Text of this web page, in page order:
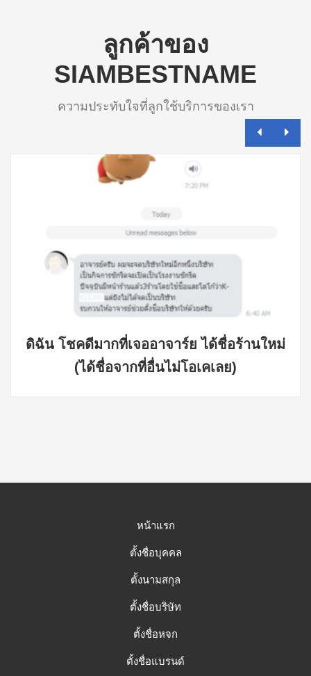
ลูกค้าของ
SIAMBESTNAME
ความประทับใจที่ลูกใช้บริการของเรา
ดิฉัน โชคดีมากที่เจออาจาร์ย ได้ชื่อร้านใหม่
(ได้ชื่อจากที่อื่นไม่โอเคเลย)
หน้าแรก
ตั้งชื่อบุคคล
ตั้งนามสกุล
ตั้งชื่อบริษัท
ตั้งชื่อหจก
ตั้งชื่อแบรนด์